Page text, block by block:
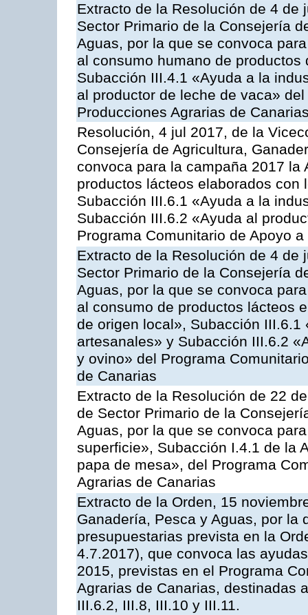
Extracto de la Resolución de 4
Sector Primario de la Consejería
Aguas, por la que se convoca
al consumo humano de
Subacción III.4.1 «Ayuda a la
al productor de leche de vaca»
Producciones Agrarias de
Resolución, 4 jul 2017, de la
Consejería de Agricultura,
convoca para la campaña 2017
productos lácteos elaborados
Subacción III.6.1 «Ayuda a la
Subacción III.6.2 «Ayuda al
Programa Comunitario de Apoyo
Extracto de la Resolución de 4
Sector Primario de la Consejería
Aguas, por la que se convoca
al consumo de productos lácteos
de origen local», Subacción
artesanales» y Subacción III.6.2
y ovino» del Programa
de Canarias
Extracto de la Resolución de 22
de Sector Primario de la
Aguas, por la que se convoca
superficie», Subacción I.4.1 de la
papa de mesa», del Programa
Agrarias de Canarias
Extracto de la Orden, 15
Ganadería, Pesca y Aguas, por la
presupuestarias prevista en la
4.7.2017), que convoca las
2015, previstas en el Programa
Agrarias de Canarias, destinadas
III.6.2, III.8, III.10 y III.11.